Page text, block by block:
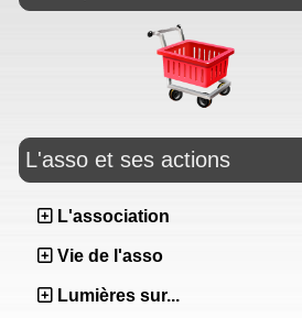
L'asso et ses actions
L'association
Vie de l'asso
Lumières sur...